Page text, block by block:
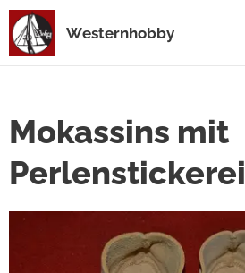
Westernhobby
Mokassins mit
Perlenstickerei